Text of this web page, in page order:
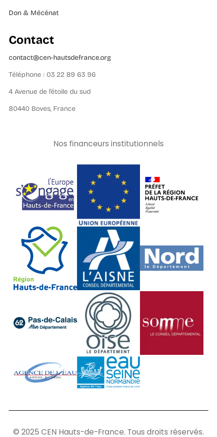
Don & Mécénat
Contact
contact@cen-hautsdefrance.org
Téléphone : 03 22 89 63 96
4 Avenue de l’étoile du sud
80440 Boves, France
Nos financeurs institutionnels
© 2025 CEN Hauts-de-France. Tous droits réservés.